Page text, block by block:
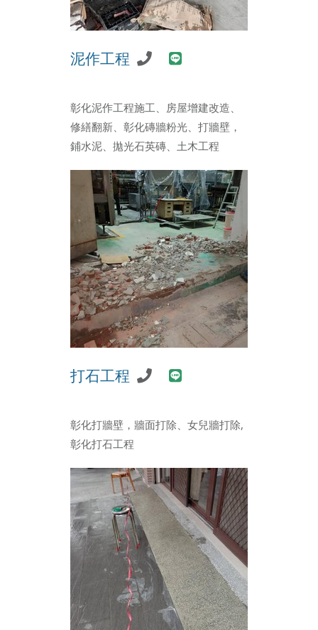
泥作工程
彰化泥作工程施工、房屋增建改造、
修繕翻新、彰化磚牆粉光、打牆壁，
鋪水泥、拋光石英磚、土木工程
打石工程
彰化打牆壁，牆面打除、女兒牆打除,
彰化打石工程